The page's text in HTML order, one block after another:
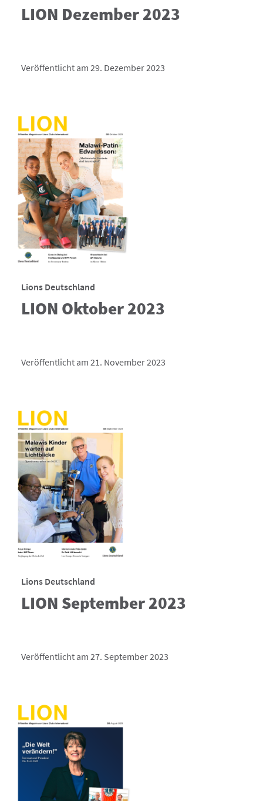
LION Dezember 2023
Veröffentlicht am 29. Dezember 2023
Lions Deutschland
LION Oktober 2023
Veröffentlicht am 21. November 2023
Lions Deutschland
LION September 2023
Veröffentlicht am 27. September 2023